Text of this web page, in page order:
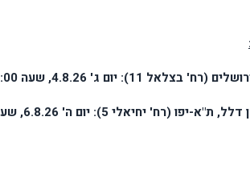
שעה 20:00. יום ד' 5.8.26, שעה 20:00.
ה' 6.8.26, שעה 20:00 - הצגת בכורה. יום ו' 7.8.26, שעה 14:00.